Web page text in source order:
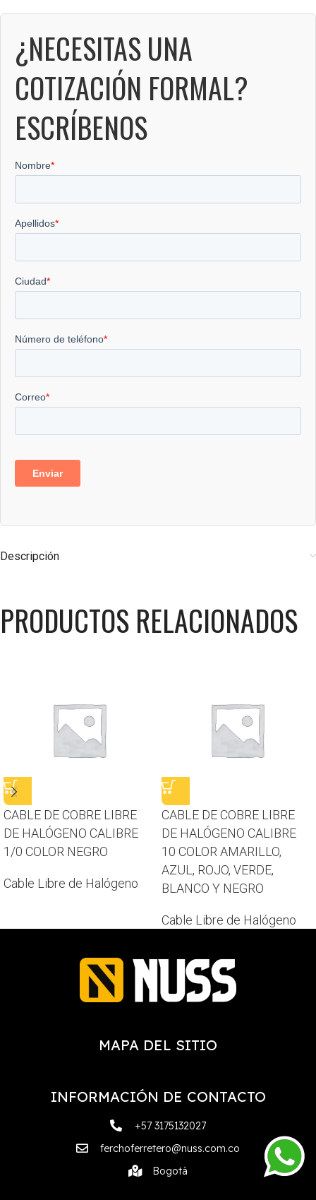
¿NECESITAS UNA
COTIZACIÓN FORMAL?
ESCRÍBENOS
Descripción
PRODUCTOS RELACIONADOS
CABLE DE COBRE LIBRE
DE HALÓGENO CALIBRE
1/0 COLOR NEGRO
Cable Libre de Halógeno
CABLE DE COBRE LIBRE
DE HALÓGENO CALIBRE
10 COLOR AMARILLO,
AZUL, ROJO, VERDE,
BLANCO Y NEGRO
Cable Libre de Halógeno
MAPA DEL SITIO
INFORMACIÓN DE CONTACTO
+57 3175132027
ferchoferretero@nuss.com.co
Bogotá